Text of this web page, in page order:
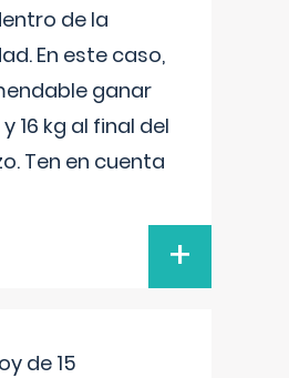
de la
En este caso,
ganar
y 16 kg al final del
Ten en cuenta
+
de 15